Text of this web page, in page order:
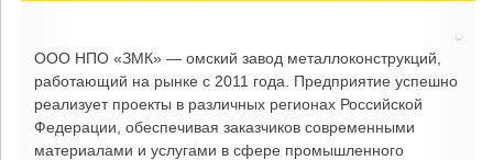
ООО НПО «ЗМК» — омский завод металлоконструкций,
работающий на рынке с 2011 года. Предприятие успешно
реализует проекты в различных регионах Российской
Федерации, обеспечивая заказчиков современными
материалами и услугами в сфере промышленного